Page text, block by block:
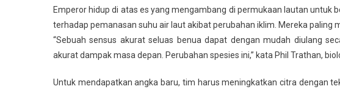
Emperor hidup di atas es yang mengambang di permukaan lautan untuk
terhadap pemanasan suhu air laut akibat perubahan iklim. Mereka paling
“Sebuah sensus akurat seluas benua dapat dengan mudah diulang
akurat dampak masa depan. Perubahan spesies ini,” kata Phil Trathan,
Untuk mendapatkan angka baru, tim harus meningkatkan citra dengan